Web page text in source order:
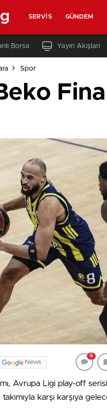
SERVIS GÜNDEM
Borsa Yayın Akışları
Spor
News
0
Avrupa Ligi play-off
karşı karşıya